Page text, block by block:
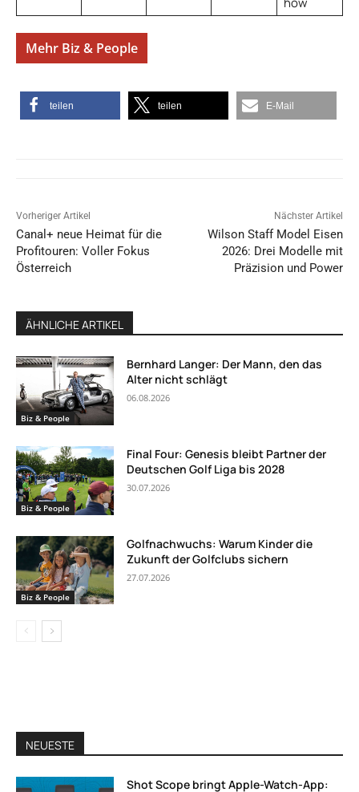
Mehr Biz & People
teilen teilen E-Mail
Vorheriger Artikel
Canal+ neue Heimat für die
Profitouren: Voller Fokus
Österreich
Nächster Artikel
Wilson Staff Model Eisen
2026: Drei Modelle mit
Präzision und Power
ÄHNLICHE ARTIKEL
Biz & People
Bernhard Langer: Der Mann, den das
Alter nicht schlägt
06.08.2026
Biz & People
Final Four: Genesis bleibt Partner der
Deutschen Golf Liga bis 2028
30.07.2026
Biz & People
Golfnachwuchs: Warum Kinder die
Zukunft der Golfclubs sichern
27.07.2026
NEUESTE
Shot Scope bringt Apple-Watch-App: